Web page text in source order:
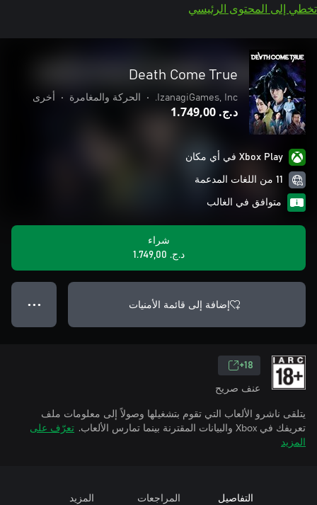
تخطي إلى المحتوى الرئيسي
Death Come True
IzanagiGames, Inc.
• الحركة والمغامرة • أخرى
د.ج.‏ 1.749,00
Xbox Play في أي مكان
11 من اللغات المدعمة
متوافق في الغالب
شراء
د.ج.‏ 1.749,00
إضافة إلى قائمة الأمنيات ● ● ●
18+
عنف صريح
يتلقى ناشرو الألعاب التي تقوم بتشغيلها وصولاً إلى معلومات ملف
تعريفك في Xbox والبيانات المقترنة بينما تمارس الألعاب.
تعرّف على
المزيد
التفاصيل المراجعات المزيد